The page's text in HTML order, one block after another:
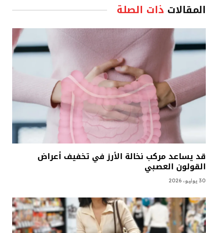
المقالات ذات الصلة
قد يساعد مركب نخالة الأرز في تخفيف أعراض
القولون العصبي
30 يوليو، 2026